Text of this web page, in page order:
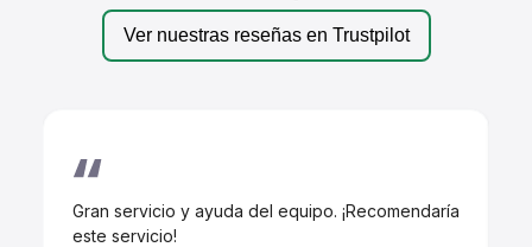
Ver nuestras reseñas en Trustpilot
Gran servicio y ayuda del equipo. ¡Recomendaría
este servicio!